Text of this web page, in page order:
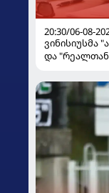
20:30/06-08-
ვინისიუსმა
და